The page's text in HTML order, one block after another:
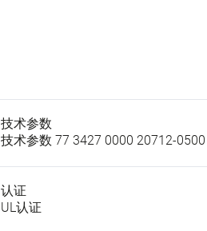
技术参数
技术参数 77 3427 0000 20712-0500
认证
UL认证